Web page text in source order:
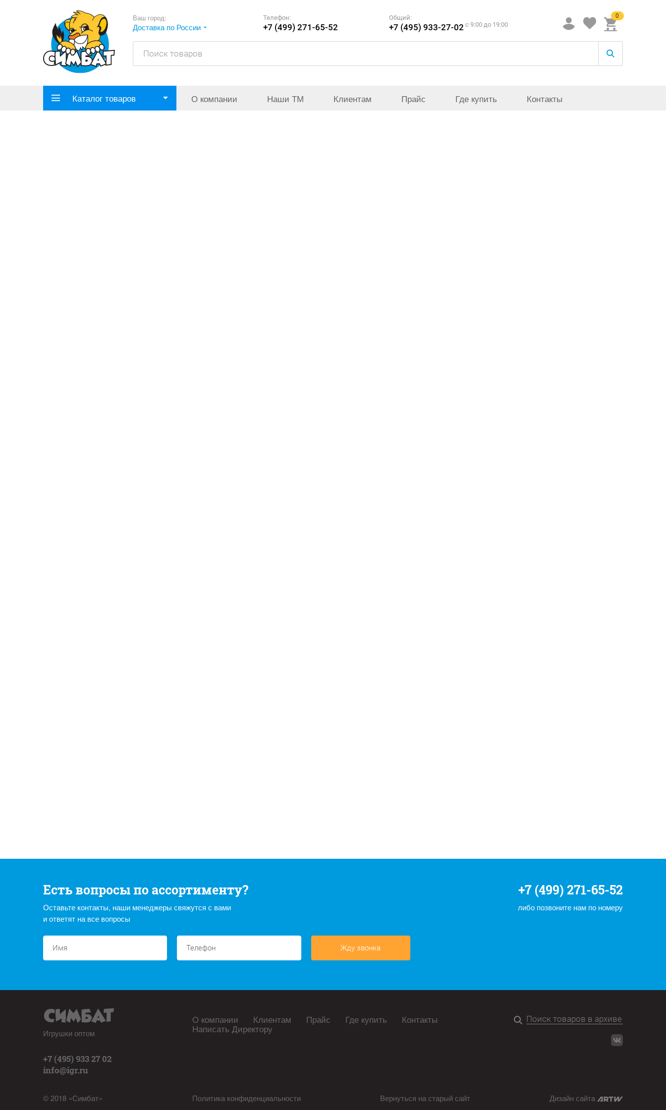
Ваш город:
Доставка по России
Телефон:
+7 (499) 271-65-52
Общий:
+7 (495) 933-27-02 c 9:00 до 19:00
0
Каталог товаров О компании Наши ТМ Клиентам Прайс Где купить Контакты
Есть вопросы по ассортименту?
Оставьте контакты, наши менеджеры свяжутся с вами
и ответят на все вопросы
+7 (499) 271-65-52
либо позвоните нам по номеру
Жду звонка
Игрушки оптом
+7 (495) 933 27 02
info@igr.ru
© 2018 «Симбат»
О компании Клиентам Прайс Где купить Контакты
Написать Директору
Политика конфиденциальности Вернуться на старый сайт Дизайн сайта